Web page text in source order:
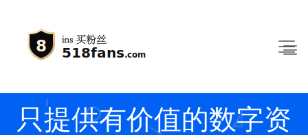
只提供有价值的数字资